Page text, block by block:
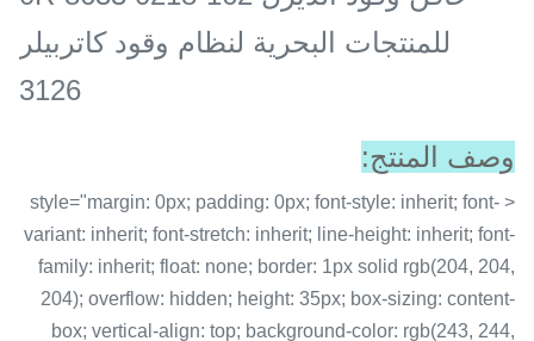
للمنتجات البحرية لنظام وقود كاتربيلر
3126
وصف المنتج:
< style="margin: 0px; padding: 0px; font-style: inherit; font-
variant: inherit; font-stretch: inherit; line-height: inherit; font-
family: inherit; float: none; border: 1px solid rgb(204, 204,
204); overflow: hidden; height: 35px; box-sizing: content-
box; vertical-align: top; background-color: rgb(243, 244,